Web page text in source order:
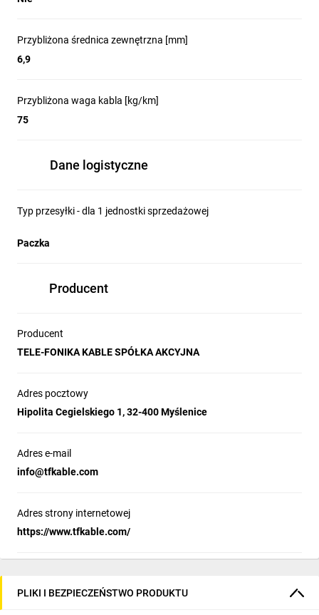
Przybliżona średnica zewnętrzna [mm]
6,9
Przybliżona waga kabla [kg/km]
75
Dane logistyczne
Typ przesyłki - dla 1 jednostki sprzedażowej
Paczka
Producent
Producent
TELE-FONIKA KABLE SPÓŁKA AKCYJNA
Adres pocztowy
Hipolita Cegielskiego 1, 32-400 Myślenice
Adres e-mail
info@tfkable.com
Adres strony internetowej
https://www.tfkable.com/
PLIKI I BEZPIECZEŃSTWO PRODUKTU